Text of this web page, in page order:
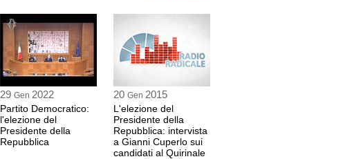
29 Gen 2022
Partito Democratico:
l'elezione del
Presidente della
Repubblica
20 Gen 2015
L'elezione del
Presidente della
Repubblica: intervista
a Gianni Cuperlo sui
candidati al Quirinale